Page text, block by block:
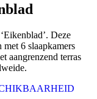
Deze
6 slaapkamers
aangrenzend terras